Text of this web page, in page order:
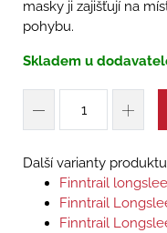
masky ji zajišťují na
pohybu.
Skladem u
Další varianty produktu
Finntrail
Finntrail
Finntrail